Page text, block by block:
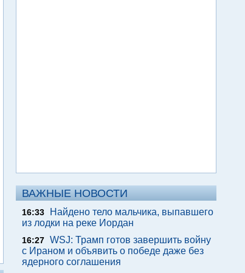
ВАЖНЫЕ НОВОСТИ
16:33
Найдено тело мальчика, выпавшего
из лодки на реке Иордан
16:27 WSJ: Трамп готов завершить войну
с Ираном и объявить о победе даже без
ядерного соглашения